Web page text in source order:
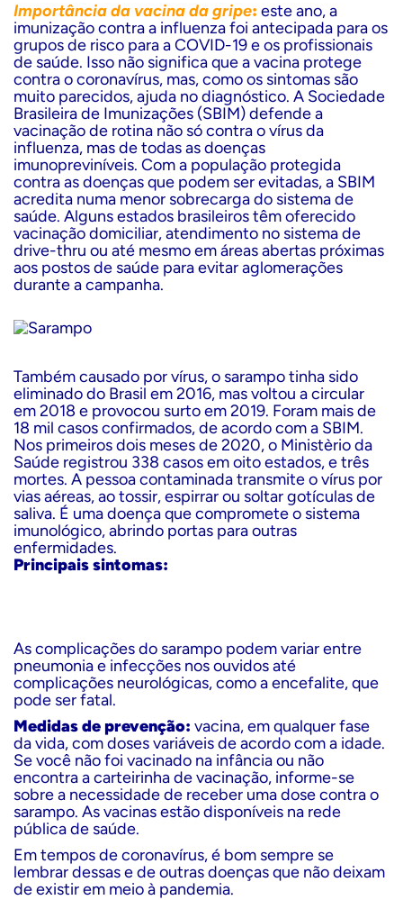
Importância da vacina da gripe: este ano, a
imunização contra a influenza foi antecipada para os
grupos de risco para a COVID-19 e os profissionais
de saúde. Isso não significa que a vacina protege
contra o coronavírus, mas, como os sintomas são
muito parecidos, ajuda no diagnóstico. A Sociedade
Brasileira de Imunizações (SBIM)defende a
vacinação de rotina não só contra o vírus da
influenza, mas de todas as doenças
imunopreviníveis. Com a população protegida
contra as doenças que podem ser evitadas, a SBIM
acredita numa menor sobrecarga do sistema de
saúde. Alguns estados brasileiros têm oferecido
vacinação domiciliar, atendimento no sistema de
drive-thru ou até mesmo em áreas abertas próximas
aos postos de saúde para evitar aglomerações
durante a campanha.
Também causado por vírus, o sarampo tinha sido
eliminado do Brasil em 2016, mas voltou a circular
em 2018 e provocou surtoem 2019. Foram mais de
18 mil casos confirmados, de acordo com a SBIM.
Nos primeiros dois meses de 2020, o Ministèrio da
Saúde registrou 338 casos em oito estados, e três
mortes. A pessoa contaminada transmite o vírus por
vias aéreas, ao tossir, espirrar ou soltar gotículas de
saliva. É uma doença que compromete o sistema
imunológico, abrindo portas para outras
enfermidades.
Principais sintomas:
As complicações do sarampo podem variar entre
pneumonia e infecções nos ouvidos até
complicações neurológicas, como a encefalite, que
pode ser fatal.
Medidas de prevenção: vacina, em qualquer fase
da vida, com doses variáveis de acordo com a idade.
Se você não foi vacinado na infância ou não
encontra a carteirinha de vacinação, informe-se
sobre a necessidade de receber uma dose contra o
sarampo. As vacinas estão disponíveis na rede
pública de saúde.
Em tempos de coronavírus, é bom sempre se
lembrar dessas e de outras doenças que não deixam
de existir em meio à pandemia.